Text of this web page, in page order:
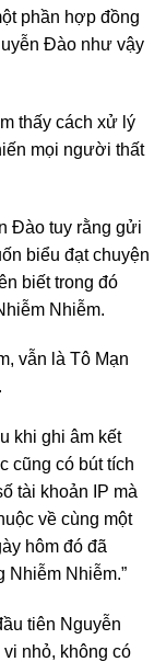
phần hợp đồng
Đào như vậy
thấy cách xử lý
mọi người thất
Đào tuy rằng gửi
biểu đạt chuyện
biết trong đó
Nhiễm.
vẫn là Tô Mạn
khi ghi âm kết
cũng có bút tích
tài khoản IP mà
về cùng một
hôm đó đã
Nhiễm Nhiễm.”
tiên Nguyễn
nhỏ, không có